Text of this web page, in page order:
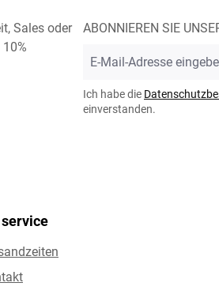
Sales oder
ABONNIEREN SIE
Mail-
*
Ich habe die
einverstanden.